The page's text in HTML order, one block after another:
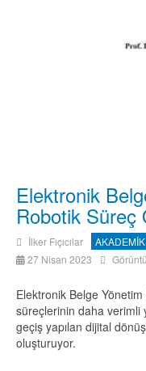
Elektronik
Robotik Süreç
İlker Fıçıcılar
27 Nisan 2023
Elektronik Belge
süreçlerinin daha verimli
geçiş yapılan dijital
oluşturuyor.